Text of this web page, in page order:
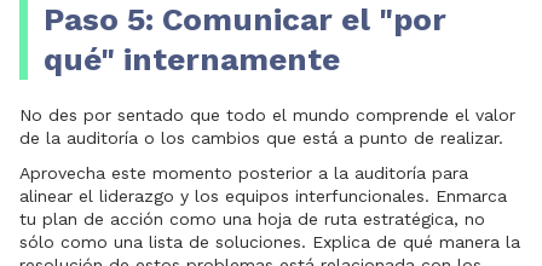
Paso 5: Comunicar el "por
qué" internamente
No des por sentado que todo el mundo comprende el valor
de la auditoría o los cambios que está a punto de realizar.
Aprovecha este momento posterior a la auditoría para
alinear el liderazgo y los equipos interfuncionales. Enmarca
tu plan de acción como una hoja de ruta estratégica, no
sólo como una lista de soluciones. Explica de qué manera la